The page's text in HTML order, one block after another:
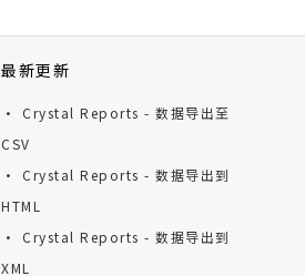
最新更新
· Crystal Reports - 数据导出至
CSV
· Crystal Reports - 数据导出到
HTML
· Crystal Reports - 数据导出到
XML